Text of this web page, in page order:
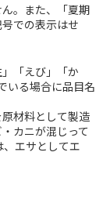
。また、「夏期
での表示はせ
「えび」「か
いる場合に品目名
材料として製造
カニが混じって
エサとしてエ